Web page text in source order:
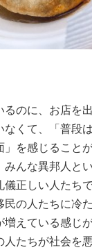
るのに、お店を
なくて、「普段
」を感じること
みんな異邦人と
儀正しい人たち
の人たちに冷
増えている感じ
人たちが社会を